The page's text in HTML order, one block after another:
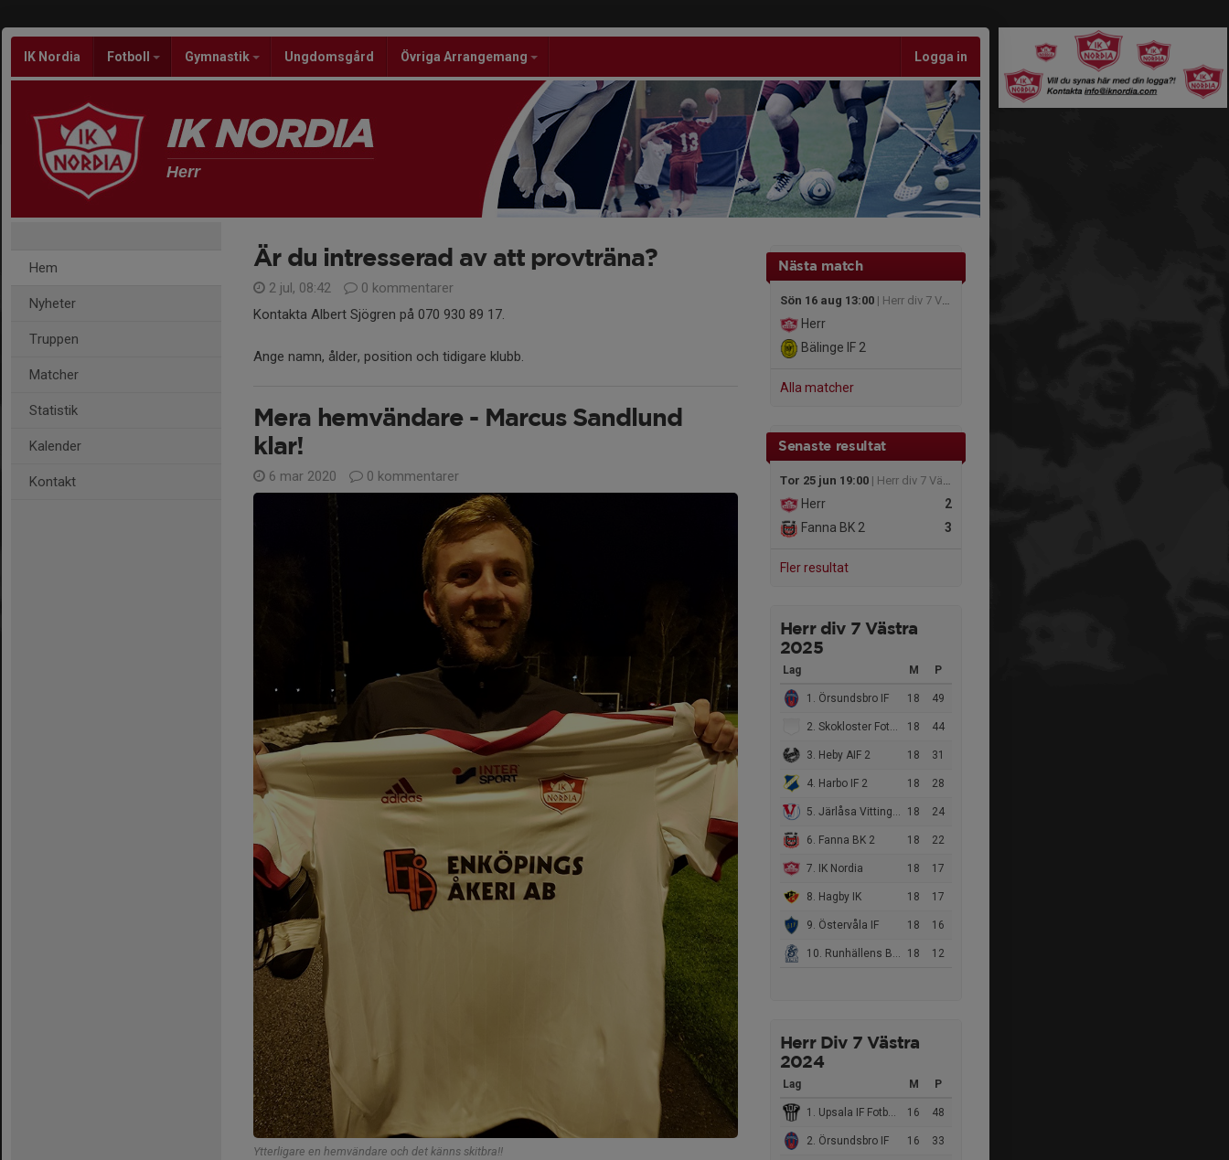
IK Nordia Fotboll Gymnastik Ungdomsgård Övriga Arrangemang Logga in
Herr
Hem
Nyheter
Truppen
Matcher
Statistik
Kalender
Kontakt
Nästa match
Sön 16 aug 13:00 | Herr div 7 Västra
Herr
Bälinge IF 2
Alla matcher
Senaste resultat
Tor 25 jun 19:00 | Herr div 7 Västra
2
Herr
3
Fanna BK 2
Fler resultat
Herr div 7 Västra
2025
Lag M P
1. Örsundsbro IF 18 49
2. Skokloster Fotboll IF 18 44
3. Heby AIF 2 18 31
4. Harbo IF 2 18 28
5. Järlåsa Vittinge FF 1 18 24
6. Fanna BK 2 18 22
7. IK Nordia 18 17
8. Hagby IK 18 17
9. Östervåla IF 18 16
10. Runhällens BoIS 18 12
Herr Div 7 Västra
2024
Lag M P
1. Upsala IF Fotboll 2 16 48
2. Örsundsbro IF 16 33
Är du intresserad av att provträna?
2 jul, 08:42
0 kommentarer
Kontakta Albert Sjögren på 070 930 89 17.
Ange namn, ålder, position och tidigare klubb.
Mera hemvändare - Marcus Sandlund
klar!
6 mar 2020 0 kommentarer
Ytterligare en hemvändare och det känns skitbra!!